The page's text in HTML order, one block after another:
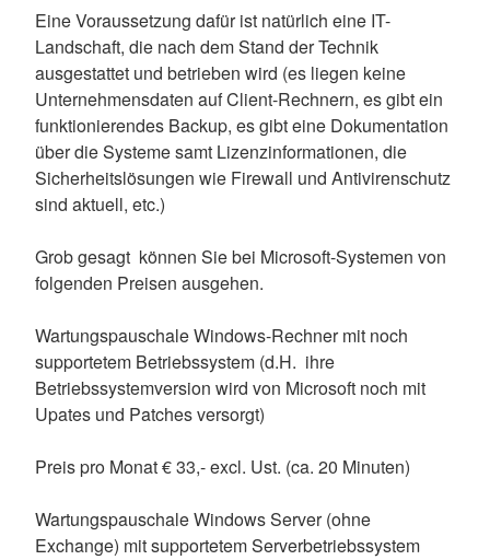
Eine Voraussetzung dafür ist natürlich eine IT-
Landschaft, die nach dem Stand der Technik
ausgestattet und betrieben wird (es liegen keine
Unternehmensdaten auf Client-Rechnern, es gibt ein
funktionierendes Backup, es gibt eine Dokumentation
über die Systeme samt Lizenzinformationen, die
Sicherheitslösungen wie Firewall und Antivirenschutz
sind aktuell, etc.)
Grob gesagt können Sie bei Microsoft-Systemen von
folgenden Preisen ausgehen.
Wartungspauschale Windows-Rechner mit noch
supportetem Betriebssystem (d.H. ihre
Betriebssystemversion wird von Microsoft noch mit
Upates und Patches versorgt)
Preis pro Monat € 33,- excl. Ust. (ca. 20 Minuten)
Wartungspauschale Windows Server (ohne
Exchange) mit supportetem Serverbetriebssystem